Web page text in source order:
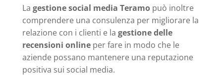
La gestione social media Teramopuò inoltre
comprendere una consulenza per migliorare la
relazione con i clienti e la gestione delle
recensioni onlineper fare in modo che le
aziende possano mantenere una reputazione
positiva sui social media.